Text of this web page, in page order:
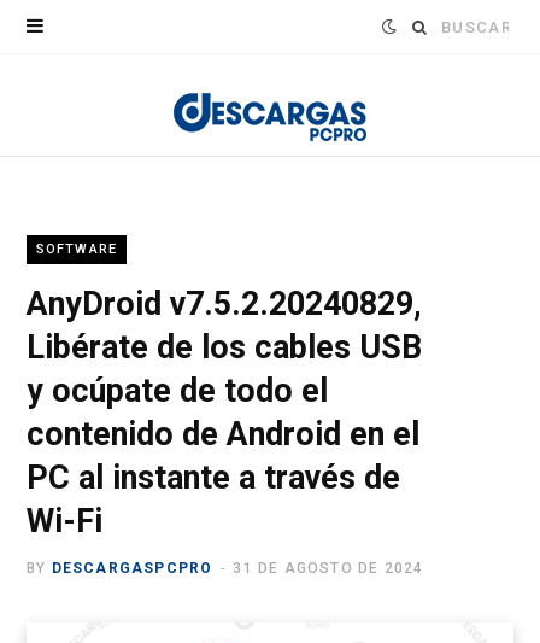
Buscar:
SOFTWARE
AnyDroid v7.5.2.20240829,
Libérate de los cables USB
y ocúpate de todo el
contenido de Android en el
PC al instante a través de
Wi-Fi
BY DESCARGASPCPRO 31 DE AGOSTO DE 2024